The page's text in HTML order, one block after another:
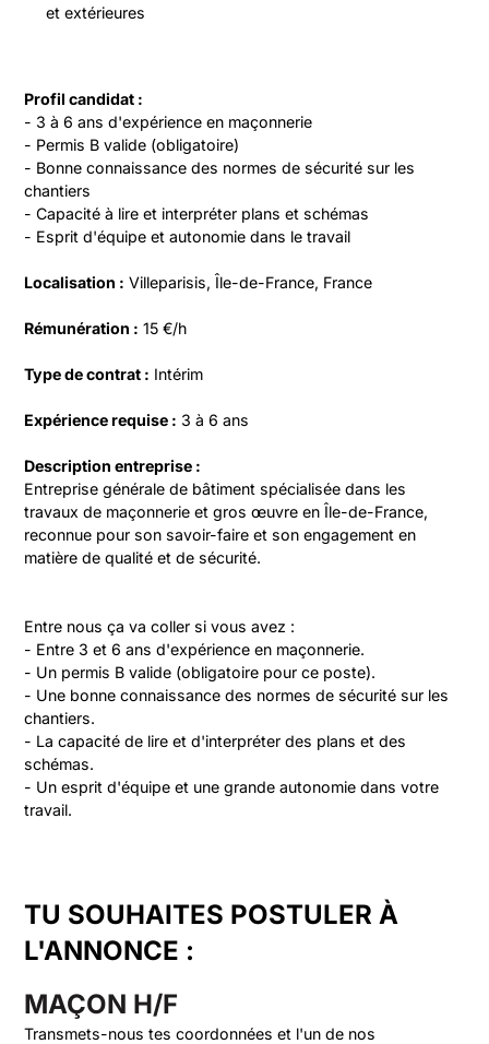
et extérieures
Profil candidat :
- 3 à 6 ans d'expérience en maçonnerie
- Permis B valide (obligatoire)
- Bonne connaissance des normes de sécurité sur les
chantiers
- Capacité à lire et interpréter plans et schémas
- Esprit d'équipe et autonomie dans le travail
Localisation : Villeparisis, Île-de-France, France
Rémunération : 15 €/h
Type de contrat : Intérim
Expérience requise : 3 à 6 ans
Description entreprise :
Entreprise générale de bâtiment spécialisée dans les
travaux de maçonnerie et gros œuvre en Île-de-France,
reconnue pour son savoir-faire et son engagement en
matière de qualité et de sécurité.
Entre nous ça va coller si vous avez :
- Entre 3 et 6 ans d'expérience en maçonnerie.
- Un permis B valide (obligatoire pour ce poste).
- Une bonne connaissance des normes de sécurité sur les
chantiers.
- La capacité de lire et d'interpréter des plans et des
schémas.
- Un esprit d'équipe et une grande autonomie dans votre
TU SOUHAITES POSTULER À
L'ANNONCE :
MAÇON H/F
Transmets-nous tes coordonnées et l'un de nos